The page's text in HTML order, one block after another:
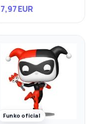
7,97 EUR
Funko oficial